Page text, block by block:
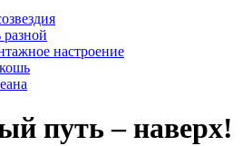
настроение
путь – наверх!